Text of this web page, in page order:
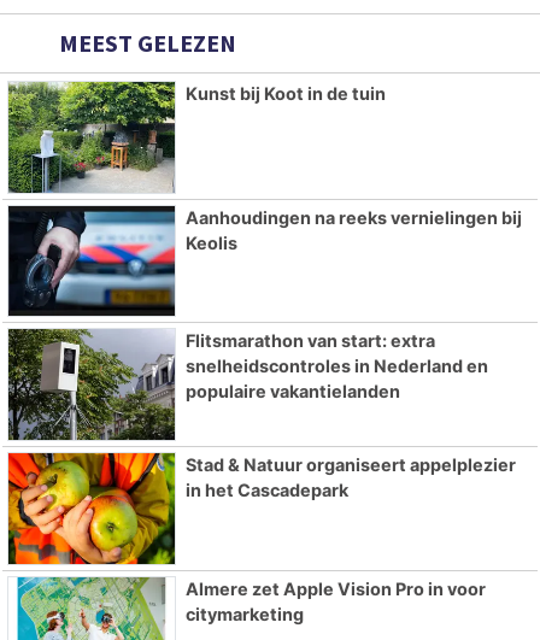
MEEST GELEZEN
Kunst bij Koot in de tuin
Aanhoudingen na reeks vernielingen bij
Keolis
Flitsmarathon van start: extra
snelheidscontroles in Nederland en
populaire vakantielanden
Stad & Natuur organiseert appelplezier
in het Cascadepark
Almere zet Apple Vision Pro in voor
citymarketing